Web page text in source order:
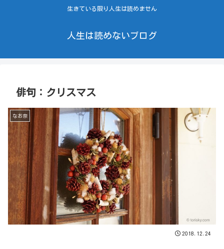
生きている限り人生は読めません
人生は読めないブログ
俳句：クリスマス
なお奈
2018.12.24